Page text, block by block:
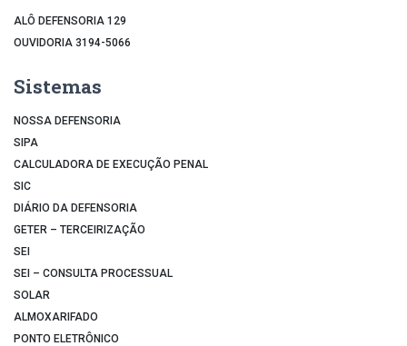
ALÔ DEFENSORIA 129
OUVIDORIA 3194-5066
Sistemas
NOSSA DEFENSORIA
SIPA
CALCULADORA DE EXECUÇÃO PENAL
SIC
DIÁRIO DA DEFENSORIA
GETER – TERCEIRIZAÇÃO
SEI
SEI – CONSULTA PROCESSUAL
SOLAR
ALMOXARIFADO
PONTO ELETRÔNICO